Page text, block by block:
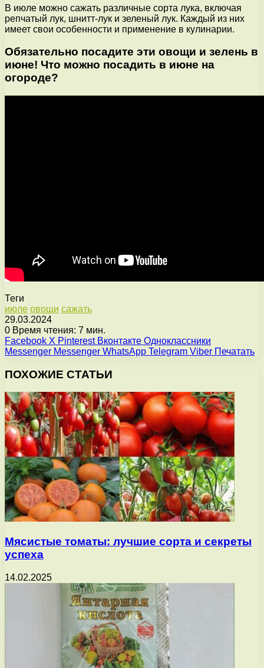
В июле можно сажать различные сорта лука, включая
репчатый лук, шнитт-лук и зеленый лук. Каждый из них
имеет свои особенности и применение в кулинарии.
Обязательно посадите эти овощи и зелень в
июне! Что можно посадить в июне на
огороде?
Теги
июле овощи сажать
29.03.2024
0 Время чтения: 7 мин.
Facebook X Pinterest Вконтакте Одноклассники
Messenger Messenger WhatsApp Telegram Viber Печатать
ПОХОЖИЕ СТАТЬИ
Мясистые томаты: лучшие сорта и секреты
успеха
14.02.2025